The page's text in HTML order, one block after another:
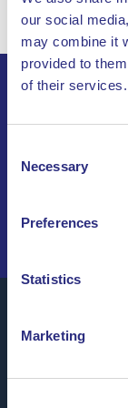
our social
may combine it
provided to
of their services.
Selection
Necessary
Preferences
Statistics
Marketing
SEGELN SIE
UND REISETIPPS!
Blu Navy, Fähren